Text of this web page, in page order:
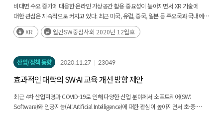
비대면 수요 증가에 대응한 온라인 가상공간 활용 중요성이 높아지면서 XR 기술에
대한 관심은 지속적으로 커지고 있다. 최근 미국, 유럽, 중국, 일본 등 주요국과 국내에서
활발히 진행 중인 XR 정책 지원 활동들을 알아보고, XR 산업 발전 및(후략)
XR 월간SW중심사회 2020년 12월호
산업/정책 동향 2020.11.27 23049
효과적인 대학의 SW·AI 교육 개선 방향 제안
최근 4차 산업혁명과 COVID-19로 인해 다양한 산업 분야에서 소프트웨어(SW:
Software)와 인공지능(AI: Artificial Intelligence)에 대한 관심이 높아지면서 초·중·